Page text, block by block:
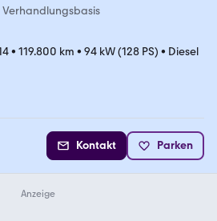
Verhandlungsbasis
• 119.800 km • 94 kW (128 PS) • Diesel
Kontakt Parken